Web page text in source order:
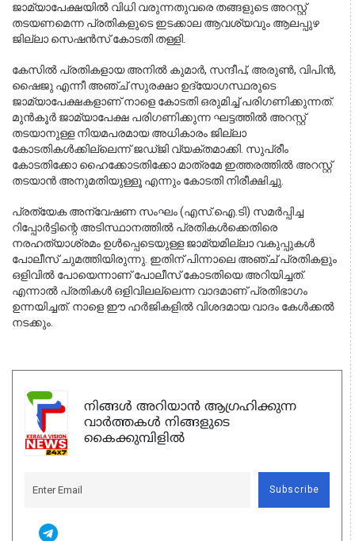
ജാമ്യാപേക്ഷയിൽ വിധി വരുന്നതുവരെ തങ്ങളുടെ അറസ്റ്റ്
തടയണമെന്ന പ്രതികളുടെ ഇടക്കാല ആവശ്യവും ആലപ്പുഴ
ജില്ലാ സെഷൻസ് കോടതി തള്ളി.
കേസിൽ പ്രതികളായ അനിൽ കുമാർ, സന്ദീപ്, അരുൺ, വിപിൻ,
ഷൈജു എന്നീ അഞ്ച് സുരക്ഷാ ഉദ്യോഗസ്ഥരുടെ
ജാമ്യാപേക്ഷകളാണ് നാളെ കോടതി ഒരുമിച്ച് പരിഗണിക്കുന്നത്.
മുൻകൂർ ജാമ്യാപേക്ഷ പരിഗണിക്കുന്ന ഘട്ടത്തിൽ അറസ്റ്റ്
തടയാനുള്ള നിയമപരമായ അധികാരം ജില്ലാ
കോടതികൾക്കില്ലെന്ന് ജഡ്ജി വ്യക്തമാക്കി. സുപ്രീം
കോടതിക്കോ ഹൈക്കോടതിക്കോ മാത്രമേ ഇത്തരത്തിൽ അറസ്റ്റ്
തടയാൻ അനുമതിയുള്ളൂ എന്നും കോടതി നിരീക്ഷിച്ചു.
പ്രത്യേക അന്വേഷണ സംഘം (എസ്‌.ഐ.ടി) സമർപ്പിച്ച
റിപ്പോർട്ടിന്റെ അടിസ്ഥാനത്തിൽ പ്രതികൾക്കെതിരെ
നരഹത്യാശ്രമം ഉൾപ്പെടെയുള്ള ജാമ്യമില്ലാ വകുപ്പുകൾ
പോലീസ് ചുമത്തിയിരുന്നു. ഇതിന് പിന്നാലെ അഞ്ച് പ്രതികളും
ഒളിവിൽ പോയെന്നാണ് പോലീസ് കോടതിയെ അറിയിച്ചത്.
എന്നാൽ പ്രതികൾ ഒളിവിലല്ലെന്ന വാദമാണ് പ്രതിഭാഗം
ഉന്നയിച്ചത്. നാളെ ഈ ഹർജികളിൽ വിശദമായ വാദം കേൾക്കൽ
നടക്കും.
നിങ്ങൾ അറിയാൻ ആഗ്രഹിക്കുന്ന
വാർത്തകൾ നിങ്ങളുടെ
കൈക്കുമ്പിളിൽ
Subscribe